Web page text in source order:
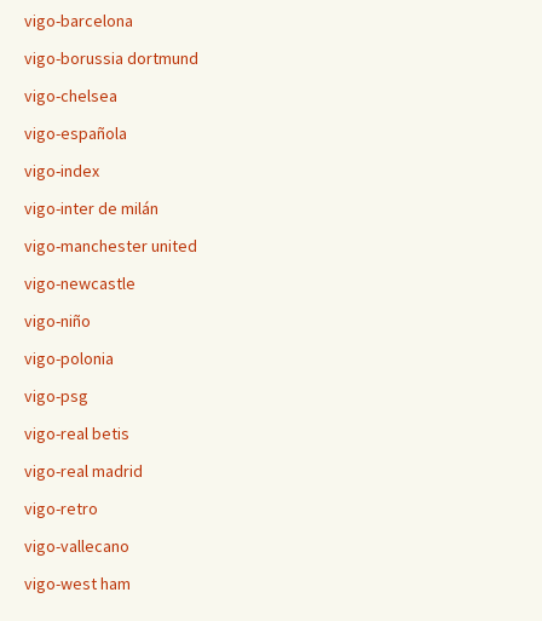
vigo-barcelona
vigo-borussia dortmund
vigo-chelsea
vigo-española
vigo-index
vigo-inter de milán
vigo-manchester united
vigo-newcastle
vigo-niño
vigo-polonia
vigo-psg
vigo-real betis
vigo-real madrid
vigo-retro
vigo-vallecano
vigo-west ham